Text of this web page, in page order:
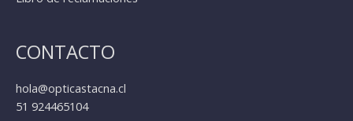
CONTACTO
hola@opticastacna.cl
51 924465104